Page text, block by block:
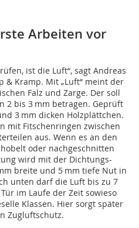
Arbeiten vor
ist die Luft“, sagt Andreas
& Kramp. Mit „Luft“ meint der
Falz und Zarge. Der soll
2 bis 3 mm betragen. Geprüft
3 mm dicken Holzplättchen.
mit Fitschenringen zwischen
aus. Wenn es an den
oder nachgeschnitten
wird mit der Dichtungs-
breite und 5 mm tiefe Nut in
unten darf die Luft bis zu 7
im Laufe der Zeit sowieso
Klassen. Hier sorgt später
Zugluftschutz.